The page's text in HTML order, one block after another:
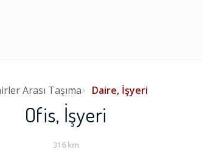
Arası Taşıma Daire, İşyeri
Ofis, İşyeri
316 km